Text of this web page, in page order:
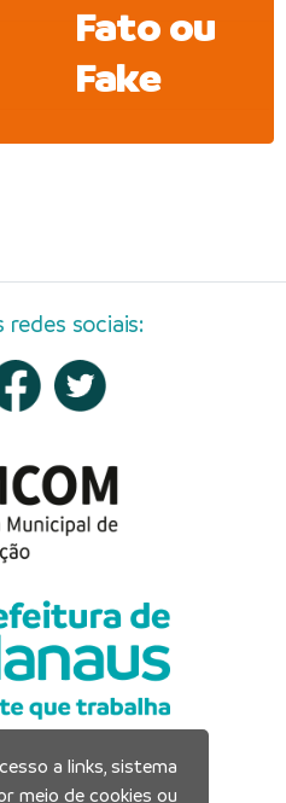
Fato ou
Fake
redes sociais:
de Manaus
a links, sistema
meio de cookies ou